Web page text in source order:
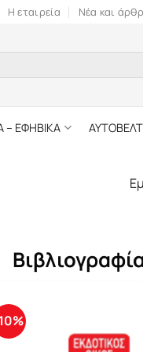
Η εταιρεία Νέα και
– ΕΦΗΒΙΚΑ